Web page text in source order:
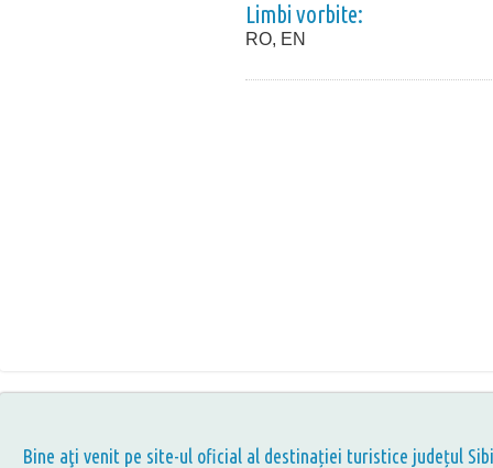
Limbi vorbite:
RO, EN
Bine aţi venit pe site-ul oficial al destinației turistice județul